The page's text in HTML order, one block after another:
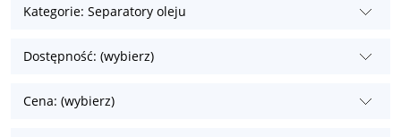
Kategorie: Separatory oleju
Dostępność: (wybierz)
Cena: (wybierz)